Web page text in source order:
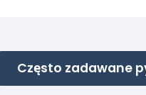
Często zadawane